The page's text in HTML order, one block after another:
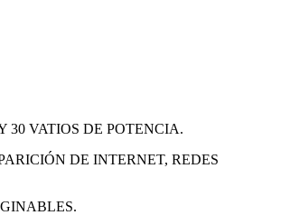
30 VATIOS DE POTENCIA.
DE INTERNET, REDES